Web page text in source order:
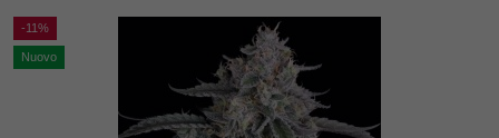
-11%
Nuovo